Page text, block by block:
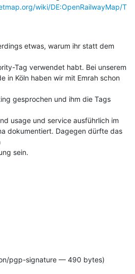
wiki/DE:OpenRailwayMap/T
etwas, warum ihr statt dem
Tag verwendet habt. Bei unserem
in Köln haben wir mit Emrah schon
gesprochen und ihm die Tags
usage und service ausführlich im
dokumentiert. Dagegen dürfte das
sein.
pgp-signature — 490 bytes)